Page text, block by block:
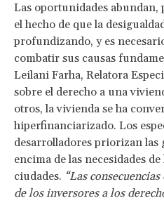
Las oportunidades
el hecho de que la
profundizando, y es
combatir sus causas
Leilani Farha, Relatora
sobre el derecho a una
otros, la vivienda se ha
hiperfinanciarizado. Los
desarrolladores priorizan las
encima de las necesidades
ciudades. “Las
de los inversores a los